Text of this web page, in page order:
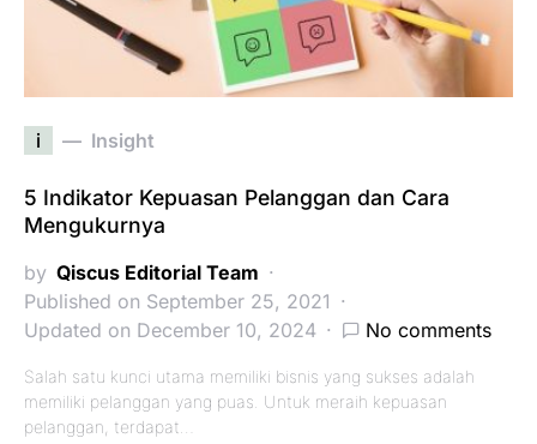
i Insight
5 Indikator Kepuasan Pelanggan dan Cara
Mengukurnya
by Qiscus Editorial Team
Published on September 25, 2021
Updated on December 10, 2024
No comments
Salah satu kunci utama memiliki bisnis yang sukses adalah
memiliki pelanggan yang puas. Untuk meraih kepuasan
pelanggan, terdapat…